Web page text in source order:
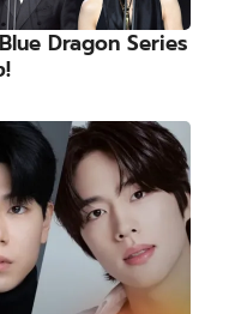
Dragon Series